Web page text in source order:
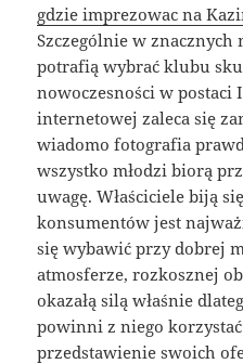
gdzie imprezowac na
Szczególnie w
potrafią wybrać klubu
nowoczesności w
internetowej zaleca się
wiadomo fotografia
wszystko młodzi biorą
uwagę. Właściciele biją
konsumentów jest
się wybawić przy dobrej
atmosferze, rozkosznej
okazałą silą właśnie
powinni z niego
przedstawienie swoich